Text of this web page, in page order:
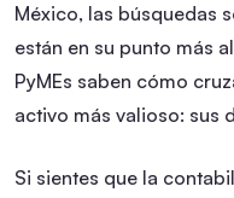
México, las búsquedas
están en su punto más
PyMEs saben cómo
activo más valioso: sus
Si sientes que la